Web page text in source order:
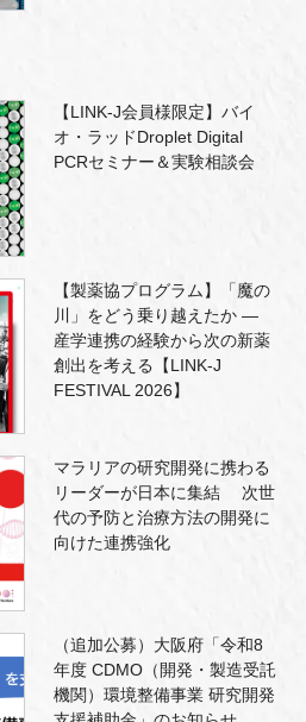
【LINK-J会員様限定】バイ
オ・ラッドDroplet Digital
PCRセミナー＆実験相談会
【製薬協プログラム】「魔の
川」をどう乗り越えたか ―
産学連携の経験から次の新薬
創出を考える【LINK-J
FESTIVAL 2026】
マラリアの研究開発に携わる
リーダーが日本に集結 次世
代の予防と治療方法の開発に
向けた連携強化
（追加公募）大阪府「令和8
年度 CDMO（開発・製造受託
機関）環境整備事業 研究開発